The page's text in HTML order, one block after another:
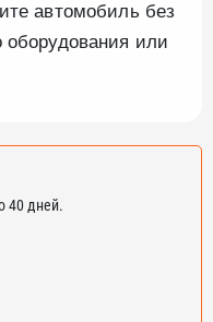
автомобиль без
оборудования или
40 дней.